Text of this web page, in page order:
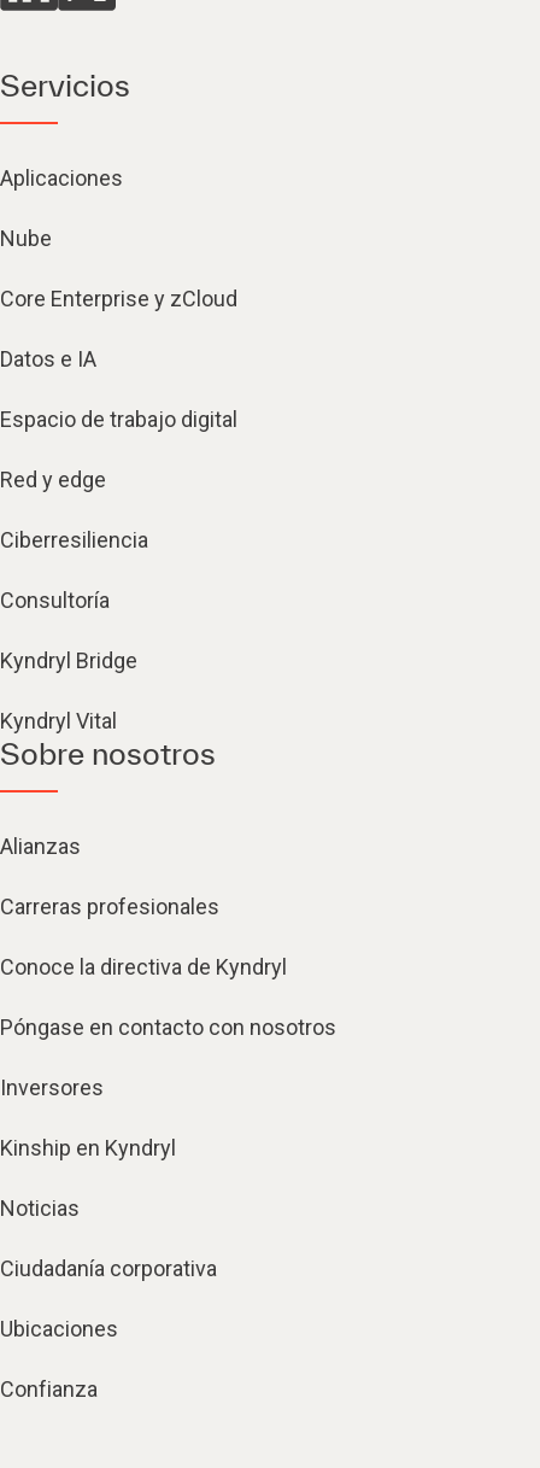
Servicios
Aplicaciones
Nube
Core Enterprise y zCloud
Datos e IA
Espacio de trabajo digital
Red y edge
Ciberresiliencia
Consultoría
Kyndryl Bridge
Kyndryl Vital
Sobre nosotros
Alianzas
Carreras profesionales
Conoce la directiva de Kyndryl
Póngase en contacto con nosotros
Inversores
Kinship en Kyndryl
Noticias
Ciudadanía corporativa
Ubicaciones
Confianza